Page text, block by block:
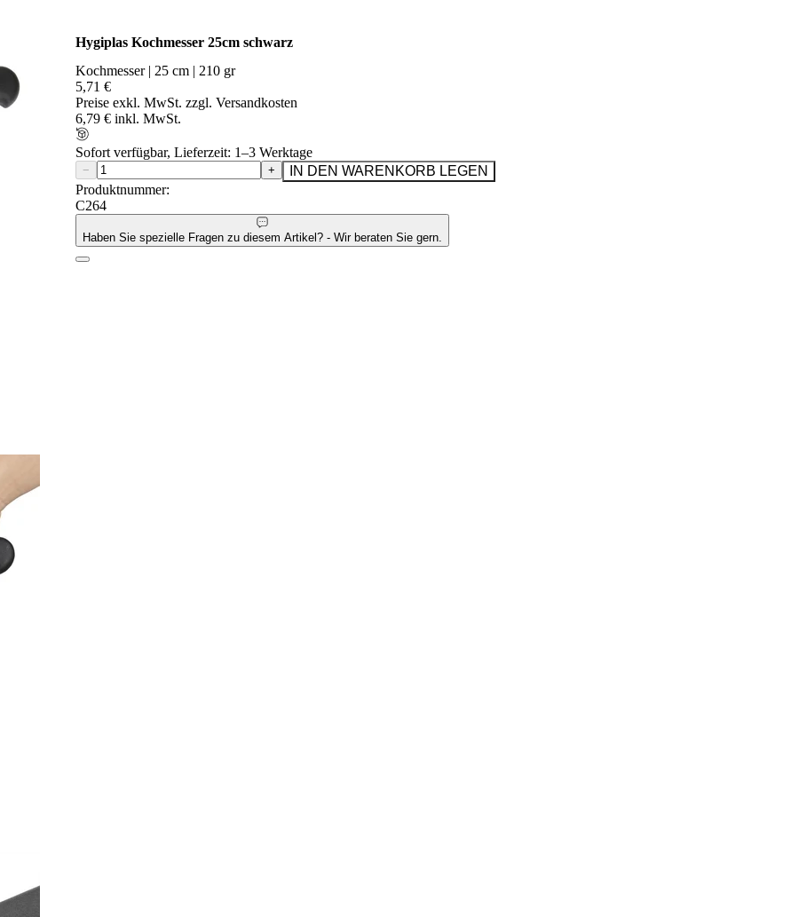
Hygiplas Kochmesser 25cm schwarz
Kochmesser | 25 cm | 210 gr
5,71 €
Preise exkl. MwSt. zzgl. Versandkosten
6,79 € inkl. MwSt.
Sofort verfügbar, Lieferzeit: 1–3 Werktage
− +
IN DEN WARENKORB LEGEN
Produktnummer:
C264
Haben Sie spezielle Fragen zu diesem Artikel? - Wir beraten Sie gern.